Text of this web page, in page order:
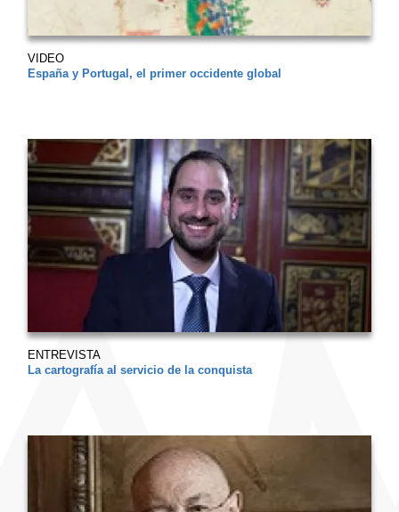
VIDEO
España y Portugal, el primer occidente global
ENTREVISTA
La cartografía al servicio de la conquista